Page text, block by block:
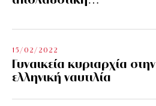
15/02/2022
Γυναικεία κυριαρχία στην
ελληνική ναυτιλία